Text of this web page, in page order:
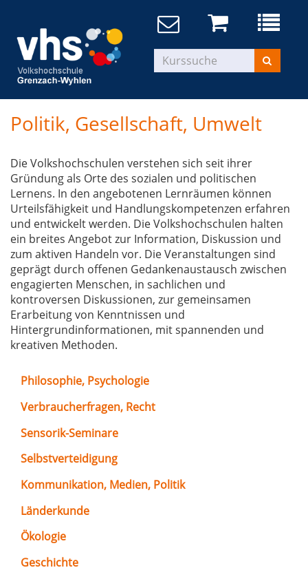
Politik, Gesellschaft, Umwelt
Die Volkshochschulen verstehen sich seit ihrer
Gründung als Orte des sozialen und politischen
Lernens. In den angebotenen Lernräumen können
Urteilsfähigkeit und Handlungskompetenzen erfahren
und entwickelt werden. Die Volkshochschulen halten
ein breites Angebot zur Information, Diskussion und
zum aktiven Handeln vor. Die Veranstaltungen sind
geprägt durch offenen Gedankenaustausch zwischen
engagierten Menschen, in sachlichen und
kontroversen Diskussionen, zur gemeinsamen
Erarbeitung von Kenntnissen und
Hintergrundinformationen, mit spannenden und
kreativen Methoden.
Philosophie, Psychologie
Verbraucherfragen, Recht
Sensorik-Seminare
Selbstverteidigung
Kommunikation, Medien, Politik
Länderkunde
Ökologie
Geschichte